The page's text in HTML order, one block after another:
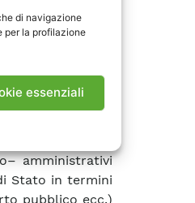
di navigazione
per la profilazione
essenziali
favoriscano
basato su
possibile
normativo e
amministrativi
Stato in termini
pubblico ecc.)